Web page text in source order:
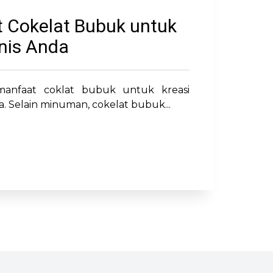
Cokelat Bubuk untuk
Anda
coklat bubuk untuk kreasi
Selain minuman, cokelat bubuk...